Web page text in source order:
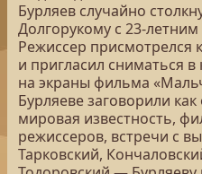
Бурляев случайно
Долгорукому с 23-
Режиссер присмотрелся
и пригласил сниматься
на экраны фильма
Бурляеве заговорили
мировая известность,
режиссеров, встречи с
Тарковский,